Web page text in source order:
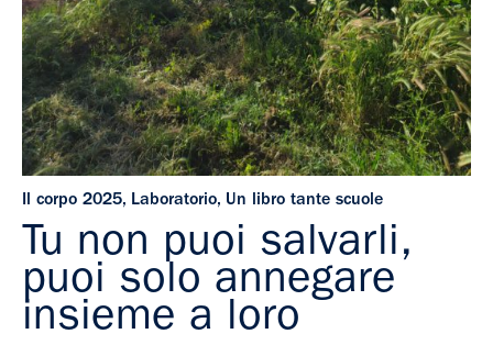
Il corpo 2025, Laboratorio, Un libro tante scuole
Tu non puoi salvarli,
puoi solo annegare
insieme a loro